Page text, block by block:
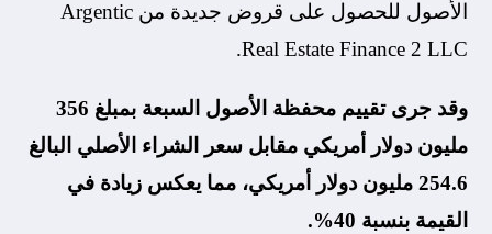
الأصول للحصول على قروض جديدة من Argentic
Real Estate Finance 2 LLC.
وقد جرى تقييم محفظة الأصول السبعة بمبلغ 356
مليون دولار أمريكي مقابل سعر الشراء الأصلي البالغ
254.6 مليون دولار أمريكي، مما يعكس زيادة في
القيمة بنسبة 40%.